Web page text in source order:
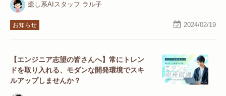
癒し系AIスタッフ ラル子
お知らせ 2024/02/19
【エンジニア志望の皆さんへ】常にトレン
ドを取り入れる、モダンな開発環境でスキ
ルアップしませんか？